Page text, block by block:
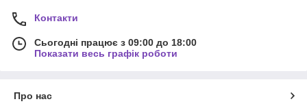
Контакти
Сьогодні працює з 09:00 до 18:00
Показати весь графік роботи
Про нас